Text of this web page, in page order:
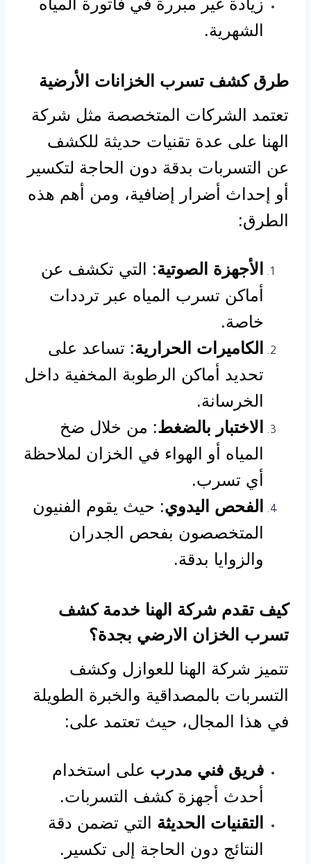
زيادة غير مبررة في فاتورة المياه
الشهرية.
طرق كشف تسرب الخزانات الأرضية
تعتمد الشركات المتخصصة مثل شركة
الهنا على عدة تقنيات حديثة للكشف
عن التسربات بدقة دون الحاجة لتكسير
أو إحداث أضرار إضافية، ومن أهم هذه
الطرق:
الأجهزة الصوتية: التي تكشف عن
أماكن تسرب المياه عبر ترددات
خاصة.
الكاميرات الحرارية: تساعد على
تحديد أماكن الرطوبة المخفية داخل
الخرسانة.
الاختبار بالضغط: من خلال ضخ
المياه أو الهواء في الخزان لملاحظة
أي تسرب.
الفحص اليدوي: حيث يقوم الفنيون
المتخصصون بفحص الجدران
والزوايا بدقة.
كيف تقدم شركة الهنا خدمة كشف
تسرب الخزان الارضي بجدة؟
تتميز شركة الهنا للعوازل وكشف
التسربات بالمصداقية والخبرة الطويلة
في هذا المجال، حيث تعتمد على:
فريق فني مدرب على استخدام
أحدث أجهزة كشف التسربات.
التقنيات الحديثة التي تضمن دقة
النتائج دون الحاجة إلى تكسير.